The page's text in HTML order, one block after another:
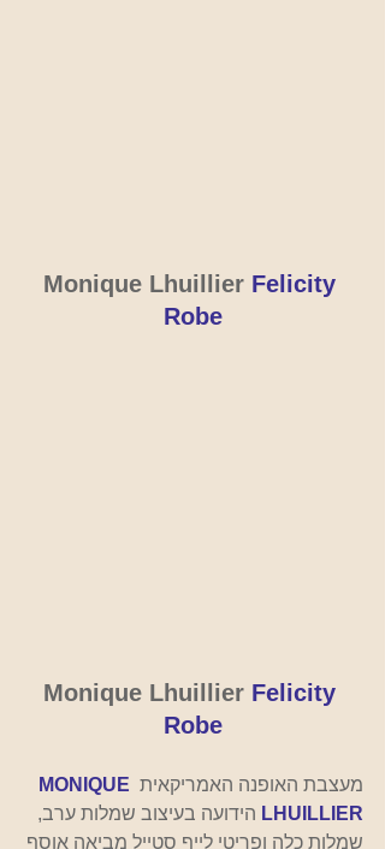
Monique Lhuillier Felicity
Robe
Monique Lhuillier Felicity
Robe
מעצבת האופנה האמריקאית MONIQUE
LHUILLIER הידועה בעיצוב שמלות ערב,
שמלות כלה ופריטי לייף סטייל מביאה אוסף